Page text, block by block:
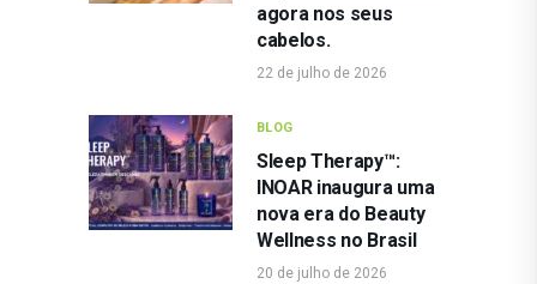
agora nos seus
cabelos.
22 de julho de 2026
BLOG
Sleep Therapy™:
INOAR inaugura uma
nova era do Beauty
Wellness no Brasil
20 de julho de 2026